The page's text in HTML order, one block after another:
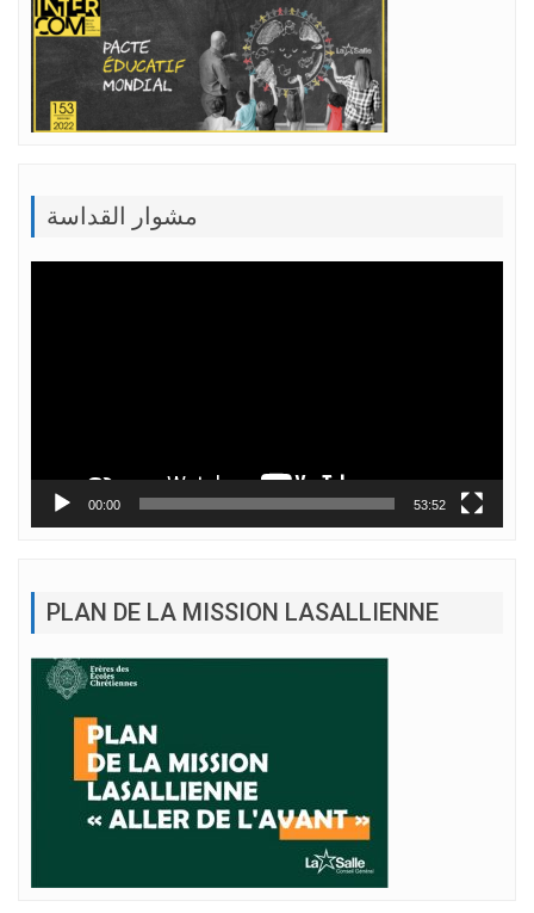
مشوار القداسة
00:00 53:52
PLAN DE LA MISSION LASALLIENNE